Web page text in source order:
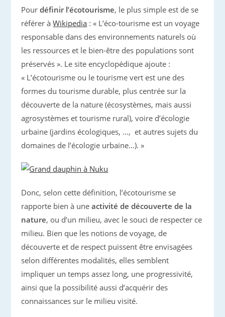
Pourdéfinir l’écotourisme, le plus simple est de se
référer àWikipedia : « L’éco-tourisme est un voyage
responsable dans des environnements naturels où
les ressources et le bien-être des populations sont
préservés ». Le site encyclopédique ajoute :
« L’écotourisme ou le tourisme vert est une des
formes du tourisme durable, plus centrée sur la
découverte de la nature (écosystèmes, mais aussi
agrosystèmes et tourisme rural), voire d’écologie
urbaine (jardins écologiques, …, et autres sujets du
domaines de l’écologie urbaine…). »
Donc, selon cette définition, l’écotourisme se
rapporte bien à uneactivité de découverte de la
nature, ou d’un milieu, avec le souci de respecter ce
milieu. Bien que les notions de voyage, de
découverte et de respect puissent être envisagées
selon différentes modalités, elles semblent
impliquer un temps assez long, une progressivité,
ainsi que la possibilité aussi d’acquérir des
connaissances sur le milieu visité.